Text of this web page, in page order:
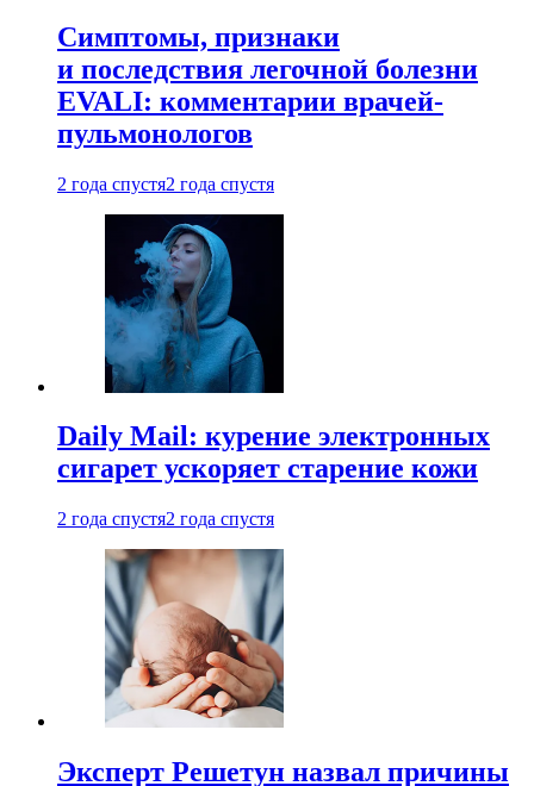
Симптомы, признаки
и последствия легочной болезни
EVALI: комментарии врачей-
пульмонологов
2 года спустя2 года спустя
Daily Mail: курение электронных
сигарет ускоряет старение кожи
2 года спустя2 года спустя
Эксперт Решетун назвал причины